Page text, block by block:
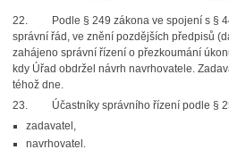
22. Podle § 249 zákona ve spojení s §
správní řád, ve znění pozdějších předpisů
zahájeno správní řízení o přezkoumání
kdy Úřad obdržel návrh navrhovatele.
téhož dne.
23. Účastníky správního řízení podle §
zadavatel,
navrhovatel.